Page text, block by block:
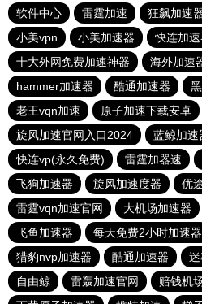
软件中心
雷霆加速 狂飙加速
小美vpn
小美加速器 快连加
十大外网免费加速神器
海外加速
hammer加速器
酷通加速器
老王vqn加速
原子加速下载安卓
旋风加速官网入口2024
蓝鲸加速
快连vp(永久免费)
雷霆加器速
飞狗加速器
旋风加速度器
优
雷霆vqn加速官网
大机场加速器
飞鱼加速器
每天免费2小时加速器
猎豹nvp加速器
酷通加速器 迷
自由鲸
雷轰加速官网 赔钱机